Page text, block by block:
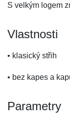
S velkým logem
Vlastnosti
• klasický střih
• bez kapes a
Parametry